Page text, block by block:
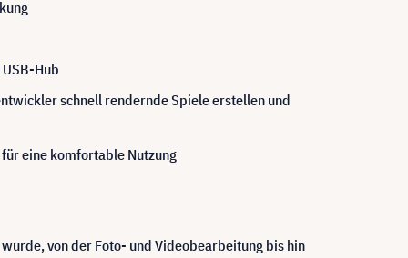
Hub
schnell rendernde Spiele erstellen und
eine komfortable Nutzung
von der Foto- und Videobearbeitung bis hin